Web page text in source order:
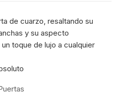
de cuarzo, resaltando su
y su aspecto
toque de lujo a cualquier